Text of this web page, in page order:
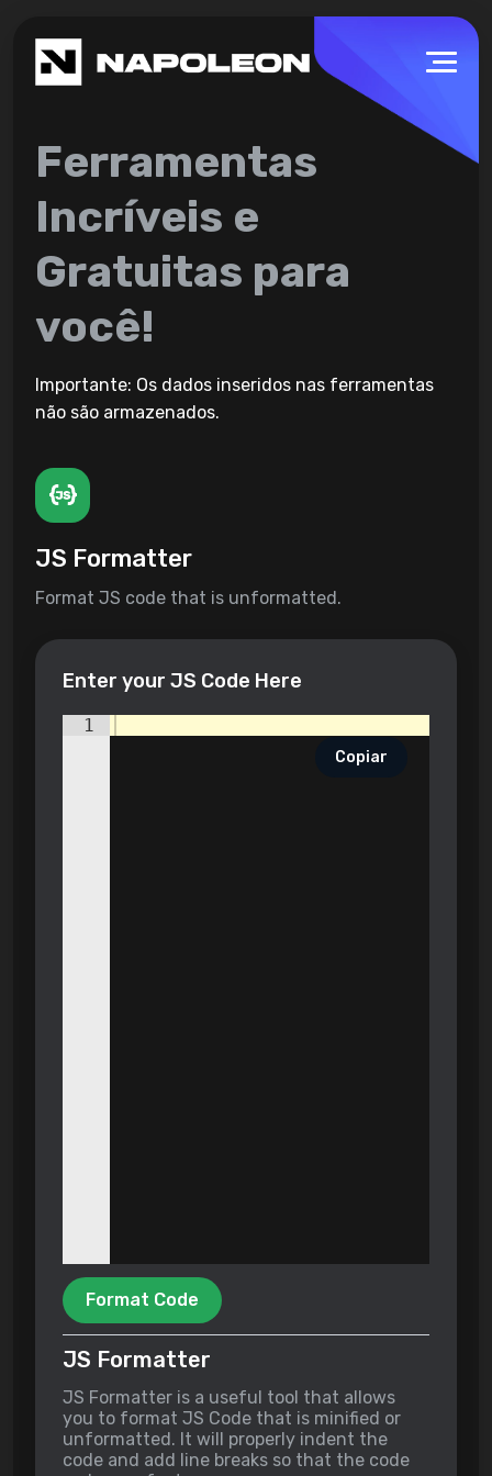
Ferramentas
Incríveis e
Gratuitas para
você!
Importante: Os dados inseridos nas ferramentas
não são armazenados.
JS Formatter
Format JS code that is unformatted.
Enter your JS Code Here
Copiar
1
Format Code
JS Formatter
JS Formatter is a useful tool that allows
you to format JS Code that is minified or
unformatted. It will properly indent the
code and add line breaks so that the code